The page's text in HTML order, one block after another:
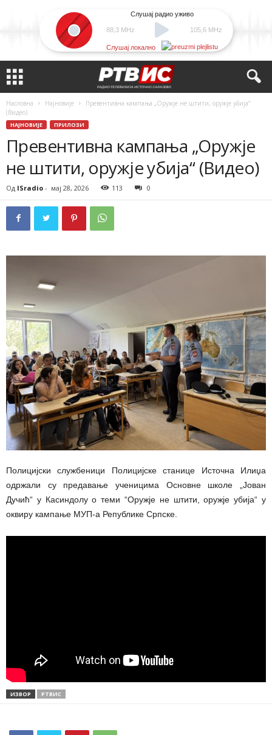
88,3 MHz
Слушај радио уживо
105,6 MHz
Слушај локално
Насловна Најновије
Превентивна кампања „Оружје не штити, оружје убија“
(Видео)
НАЈНОВИЈЕ ПРИЛОЗИ
Превентивна кампања „Оружје
не штити, оружје убија“ (Видео)
Од ISradio - мај 28, 2026 113 0
Полицијски службеници Полицијске станице Источна Илиџа
одржали су предавање ученицима Основне школе „Јован
Дучић“ у Касиндолу о теми “Оружје не штити, оружје убија“ у
оквиру кампање МУП-а Републике Српске.
ИЗВОР РТВИС